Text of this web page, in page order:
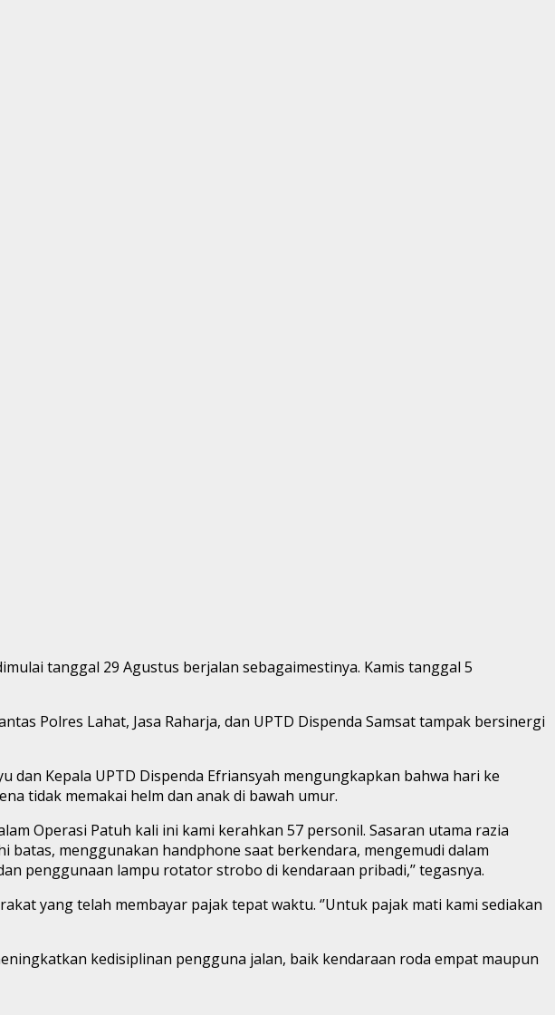
tanggal 29 Agustus berjalan sebagaimestinya. Kamis tanggal 5
Polres Lahat, Jasa Raharja, dan UPTD Dispenda Samsat tampak bersinergi
dan Kepala UPTD Dispenda Efriansyah mengungkapkan bahwa hari ke
tidak memakai helm dan anak di bawah umur.
Operasi Patuh kali ini kami kerahkan 57 personil. Sasaran utama razia
menggunakan handphone saat berkendara, mengemudi dalam
penggunaan lampu rotator strobo di kendaraan pribadi,’’ tegasnya.
yang telah membayar pajak tepat waktu. ‘’Untuk pajak mati kami sediakan
kedisiplinan pengguna jalan, baik kendaraan roda empat maupun